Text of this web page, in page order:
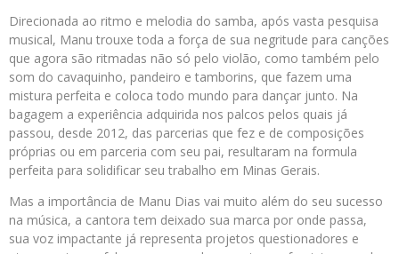
Direcionada ao ritmo e melodia do samba, após vasta pesquisa
musical, Manu trouxe toda a força de sua negritude para canções
que agora são ritmadas não só pelo violão, como também pelo
som do cavaquinho, pandeiro e tamborins, que fazem uma
mistura perfeita e coloca todo mundo para dançar junto. Na
bagagem a experiência adquirida nos palcos pelos quais já
passou, desde 2012, das parcerias que fez e de composições
próprias ou em parceria com seu pai, resultaram na formula
perfeita para solidificar seu trabalho em Minas Gerais.
Mas a importância de Manu Dias vai muito além do seu sucesso
na música, a cantora tem deixado sua marca por onde passa,
sua voz impactante já representa projetos questionadores e